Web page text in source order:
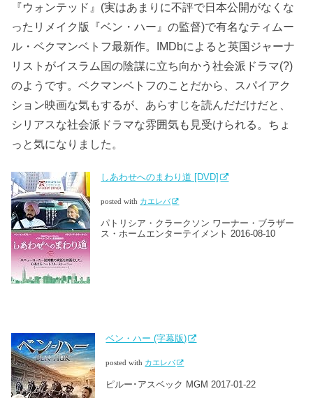
『ウォンテッド』(実はあまりに不評で日本公開がなくな
ったリメイク版『ベン・ハー』の監督)で有名なティムー
ル・ベクマンベトフ最新作。IMDbによると英国ジャーナ
リストがイスラム国の陰謀に立ち向かう社会派ドラマ(?)
のようです。ベクマンベトフのことだから、スパイアク
ション映画な気もするが、あらすじを読んだだけだと、
シリアスな社会派ドラマな雰囲気も見受けられる。ちょ
っと気になりました。
しあわせへのまわり道 [DVD]
posted with カエレバ
パトリシア・クラークソン ワーナー・ブラザー
ス・ホームエンターテイメント 2016-08-10
ベン・ハー (字幕版)
posted with カエレバ
ピルー･アスベック MGM 2017-01-22